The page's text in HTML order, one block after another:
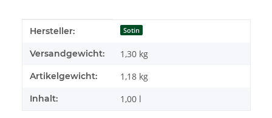
Produkteigenschaft
Wert
Hersteller: Sotin
Versandgewicht: 1,30 kg
Artikelgewicht: 1,18 kg
Inhalt: 1,00 l